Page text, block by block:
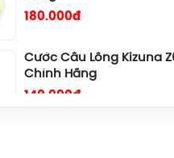
Chính Hãng
140.000đ